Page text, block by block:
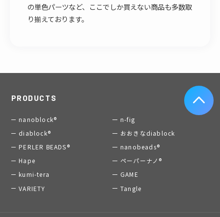
の単色パーツなど、ここでしか買えない商品も多数取
り揃えております。
PRODUCTS
nanoblock®
n-fig
diablock®
おおきなdiablock
PERLER BEADS®
nanobeads®
Hape
ペーパーナノ®
kumi-tera
GAME
VARIETY
Tangle